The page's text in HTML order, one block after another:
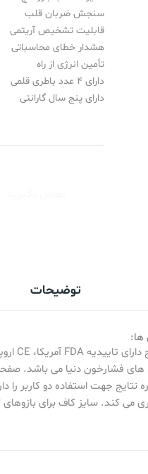
سایر محصولات
محصولات مصرفی زنان و
سایر محصولات
محصولات مصرفی زنان و
سنجش ضربان قلب
قابلیت تشخیص آریتمی
هشدار خطای محاسباتی
تأمین انرژی از راه
دارای 4 عدد باطری قلمی
دارای پنج سال گارانتی
توضیحات
فشارخون دنیا می باشد.
باشد و همچنین 188 جایگاه برای ذخیره نتایج
22 الی 42 سانتی متر مناسب می باشد.